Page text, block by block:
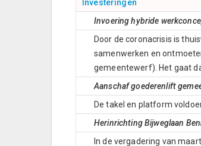
Investeringen
Invoering hybride
Door de coronacrisis is
samenwerken en
gemeentewerf). Het gaat
Aanschaf goederenlift
De takel en platform
Herinrichting Bijweglaan
In de vergadering van